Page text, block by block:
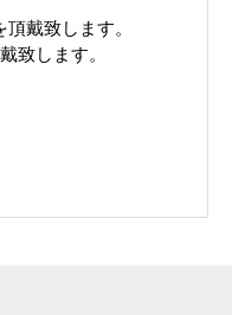
頂戴致します。
致します。